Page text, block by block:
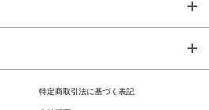
特定商取引法に基づく表記